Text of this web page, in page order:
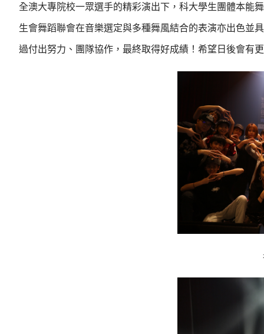
全澳大專院校一眾選手的精彩演出下， 科大學生團體本能
生會舞蹈聯會在音樂選定與多種舞風結合的表演亦出色並
過付出努力 、 團隊協作，最終取得好成績！希望日後會有